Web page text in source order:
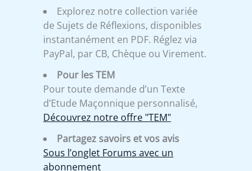
Explorez notre collection variée
de Sujets de Réflexions, disponibles
instantanément en PDF. Réglez via
PayPal, par CB, Chèque ou Virement.
Pour les TEM
Pour toute demande d’un Texte
d’Etude Maçonnique personnalisé,
Découvrez notre offre "TEM"
Partagez savoirs et vos avis
Sous l’onglet Forums avec un
abonnement